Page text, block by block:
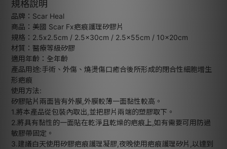
規格說明
品牌：Scar Heal
商品：美國 Scar Fx疤痕護理矽膠片
規格：2.5x2.5cm / 2.5x30cm / 2.5x55cm / 10x20cm
材質：醫療等級矽膠
適用年齡：全年齡
產品用途:手術、外傷、燒燙傷口癒合後所形成的閉合性細胞增生
形疤痕
使用方法:
矽膠貼片兩面皆有外膜,外膜較薄一面黏性較高。
1.將本產品從包裝內取出,並把膠片兩端的塑膠取下。
2.將具有黏性的一面貼在乾淨且乾燥的疤痕上,如有需要可用防過
敏膠帶固定。
3.建議白天使用矽膠疤痕護理凝膠,夜晚使用疤痕護理矽片,以達到